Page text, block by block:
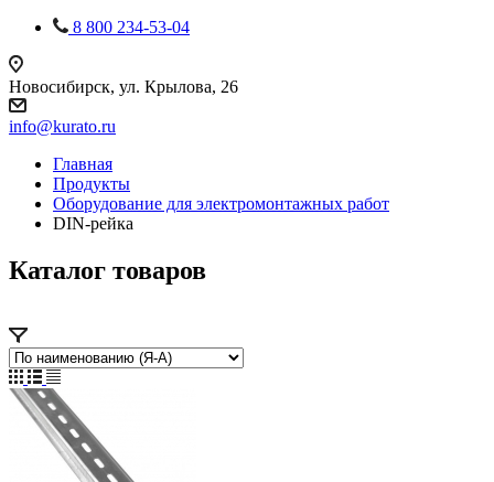
8 800 234-53-04
Новосибирск, ул. Крылова, 26
info@kurato.ru
Главная
Продукты
Оборудование для электромонтажных работ
DIN-рейка
Каталог товаров